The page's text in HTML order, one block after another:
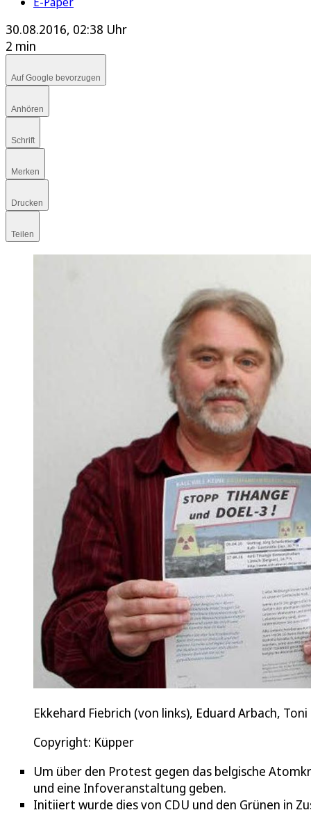
30.08.2016, 02:38 Uhr
2 min
Auf Google bevorzugen
Anhören
Schrift
Merken
Drucken
Teilen
Ekkehard Fiebrich (von links), Eduard Arbach,
Copyright: Küpper
Um über den Protest gegen das belgische
und eine Infoveranstaltung geben.
Initiiert wurde dies von CDU und den Grünen in